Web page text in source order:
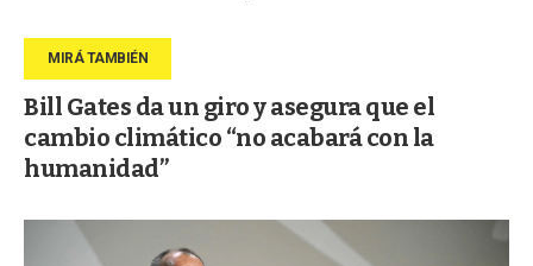
Bill Gates da un giro y asegura que el
cambio climático “no acabará con la
humanidad”